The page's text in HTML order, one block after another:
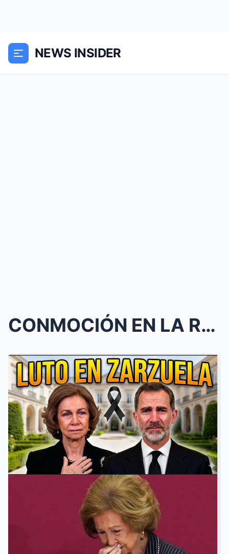
NEWS INSIDER
CONMOCIÓN EN LA REALEZA EUROPEA POR